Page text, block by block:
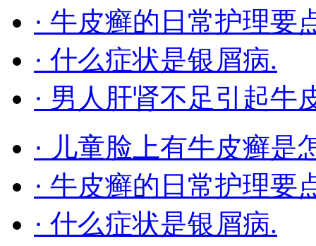
· 牛皮癣的日常护理要
· 什么症状是银屑病.
· 男人肝肾不足引起牛
· 儿童脸上有牛皮癣是
· 牛皮癣的日常护理要
· 什么症状是银屑病.